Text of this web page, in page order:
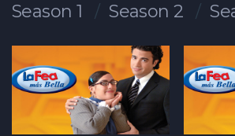
Season 1 Season 2